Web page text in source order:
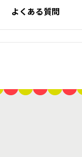
よくある質問